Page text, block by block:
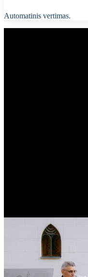
Automatinis vertimas.